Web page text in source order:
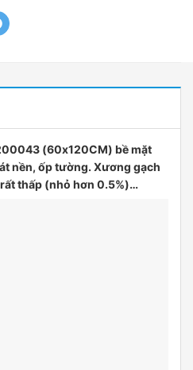
(60x120CM) bề mặt
nền, ốp tường. Xương gạch
thấp (nhỏ hơn 0.5%)…